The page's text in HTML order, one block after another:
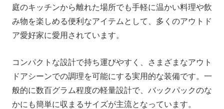
庭のキッチンから離れた場所でも手軽に温かい料理や飲
み物を楽しめる便利なアイテムとして、多くのアウトド
ア愛好家に愛用されています。
コンパクトな設計で持ち運びやすく、さまざまなアウト
ドアシーンでの調理を可能にする実用的な装備です。一
般的に数百グラム程度の軽量設計で、バックパックのな
かにも簡単に収まるサイズが主流となっています。